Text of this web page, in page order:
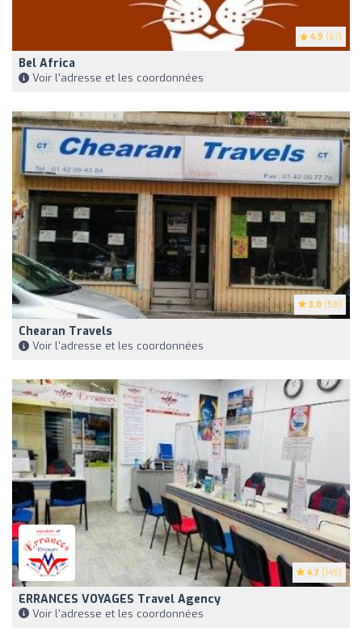
4.9 (67)
Bel Africa
Voir l'adresse et les coordonnées
3.8 (58)
Chearan Travels
Voir l'adresse et les coordonnées
4.7 (145)
ERRANCES VOYAGES Travel Agency
Voir l'adresse et les coordonnées